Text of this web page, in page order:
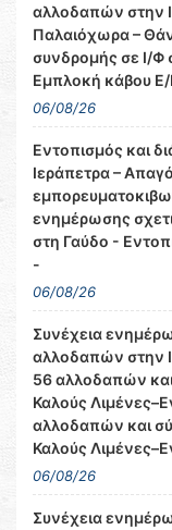
αλλοδαπών στην
Παλαιόχωρα –
συνδρομής σε Ι/Φ
Εμπλοκή κάβου Ε/
06/08/26
Εντοπισμός και
Ιεράπετρα –
ενημέρωσης
στη Γαύδο -
-
06/08/26
Συνέχεια
αλλοδαπών στην
56 αλλοδαπών
Καλούς
αλλοδαπών και
Καλούς
06/08/26
Συνέχεια